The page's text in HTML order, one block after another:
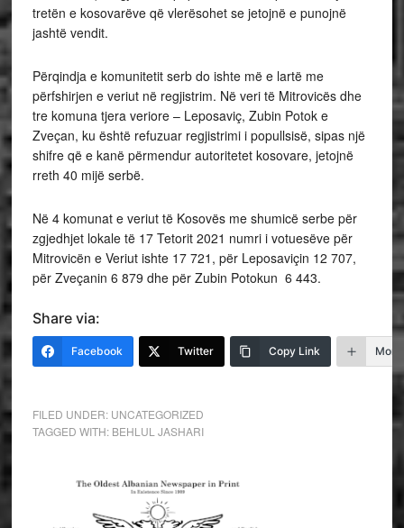
tretën e kosovarëve që vlerësohet se jetojnë e punojnë
jashtë vendit.
Përqindja e komunitetit serb do ishte më e lartë me
përfshirjen e veriut në regjistrim. Në veri të Mitrovicës dhe
tre komuna tjera veriore – Leposaviç, Zubin Potok e
Zveçan, ku është refuzuar regjistrimi i popullsisë, sipas një
shifre që e kanë përmendur autoritetet kosovare, jetojnë
rreth 40 mijë serbë.
Në 4 komunat e veriut të Kosovës me shumicë serbe për
zgjedhjet lokale të 17 Tetorit 2021 numri i votuesëve për
Mitrovicën e Veriut ishte 17 721, për Leposaviçin 12 707,
për Zveçanin 6 879 dhe për Zubin Potokun 6 443.
Share via:
Facebook Twitter Copy Link More
FILED UNDER: UNCATEGORIZED
TAGGED WITH: BEHLUL JASHARI